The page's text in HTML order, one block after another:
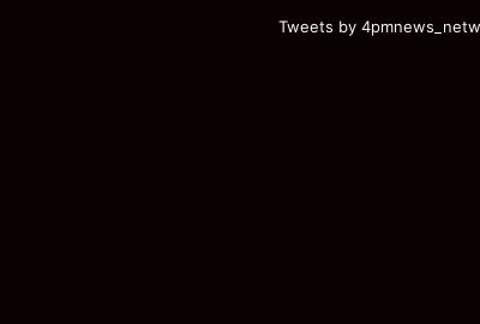
Tweets by